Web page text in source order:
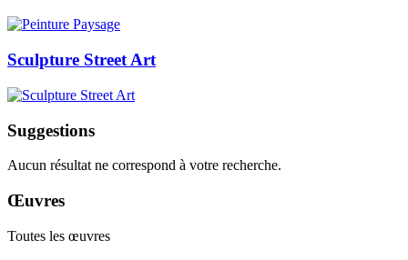
Sculpture Street Art
Suggestions
Aucun résultat ne correspond à votre recherche.
Œuvres
Toutes les œuvres